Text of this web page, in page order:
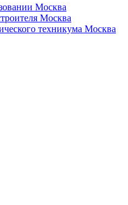
Москва
Москва
техникума Москва